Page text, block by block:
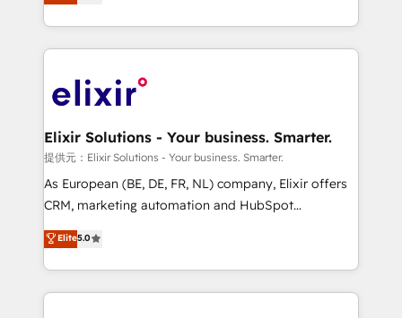
portfolio and lifecycle management 🏭
HIPAA-aware; CASL-compliant; GDPR-ready
implementations where required 💡 Why 500+
built to scale.
market B2B companies globally that want a strategic
approach to execute their goals through creative
applications of our solutions; Technical HubSpot
Design, Migrations + Integrations. Mole Street’s
greatness, which is achieved through creating
absolute clarity, derived from a well-defined
strategy, executed well, and reported on with clear
results. The culture is driven by core values; Joy, Grit,
Mindedness, and Clarity. We are driven to win for the
collective good of the company and its clientele, and
Elixir Solutions - Your business. Smarter.
提供元：Elixir Solutions - Your business. Smarter.
As European (BE, DE, FR, NL) company, Elixir offers
CRM, marketing automation and HubSpot
integration products and services to mid-market
and enterprise customers. We ensure that your sales,
service and marketing department operates in the
most effective way, while at the same time
Elite5.0